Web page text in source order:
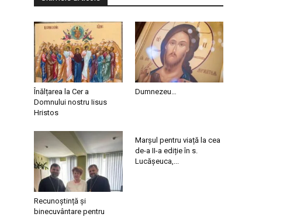
Înălțarea la Cer a
Domnului nostru Iisus
Hristos
Dumnezeu…
Recunoștință și
binecuvântare pentru
Marșul pentru viață la cea
de-a II-a ediție în s.
Lucășeuca,...